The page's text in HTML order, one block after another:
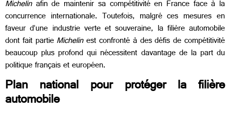
Michelinafin de maintenir sa compétitivité en France face à la
concurrence internationale. Toutefois, malgré ces mesures en
faveur d’une industrie verte et souveraine, la filière automobile
dont fait partieMichelinest confronté à des défis de compétitivité
beaucoup plus profond qui nécessitent davantage de la part du
politique français et européen.
Plan national pour protéger la filière
automobile